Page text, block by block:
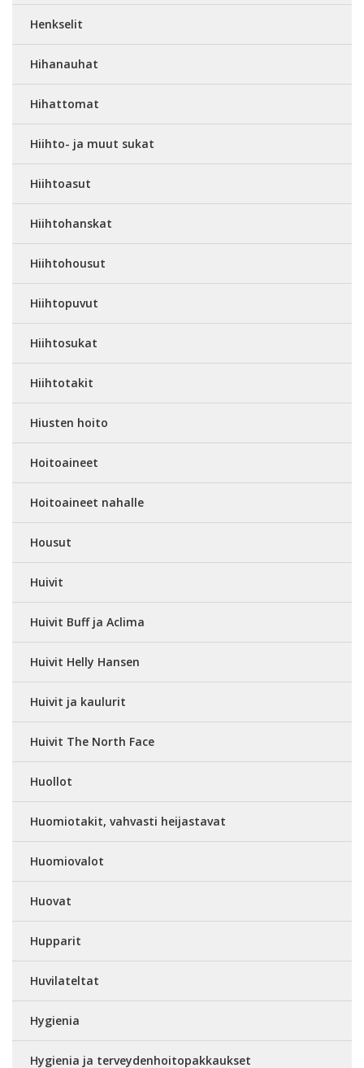
Henkselit
Hihanauhat
Hihattomat
Hiihto- ja muut sukat
Hiihtoasut
Hiihtohanskat
Hiihtohousut
Hiihtopuvut
Hiihtosukat
Hiihtotakit
Hiusten hoito
Hoitoaineet
Hoitoaineet nahalle
Housut
Huivit
Huivit Buff ja Aclima
Huivit Helly Hansen
Huivit ja kaulurit
Huivit The North Face
Huollot
Huomiotakit, vahvasti heijastavat
Huomiovalot
Huovat
Hupparit
Huvilateltat
Hygienia
Hygienia ja terveydenhoitopakkaukset